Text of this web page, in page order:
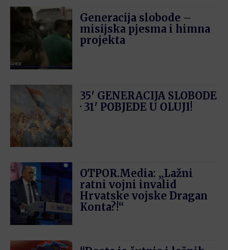
Generacija slobode –
misijska pjesma i himna
projekta
35′ GENERACIJA SLOBODE
· 31′ POBJEDE U OLUJI!
OTPOR.Media: „Lažni
ratni vojni invalid
Hrvatske vojske Dragan
Konta?!“